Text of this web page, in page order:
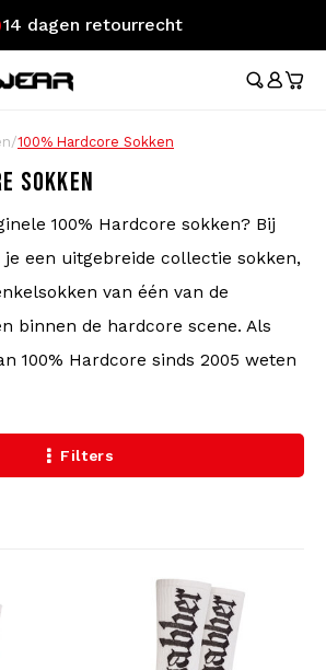
/ kleding
broeken /
broeken /
/ merchandise
Hoofdmenu
Snelle levering!
/100% Hardcore Sokken
SOKKEN
100% Hardcore sokken? Bij
je een uitgebreide collectie sokken,
van één van de
binnen de hardcore scene. Als
100% Hardcore sinds 2005 weten
Filters